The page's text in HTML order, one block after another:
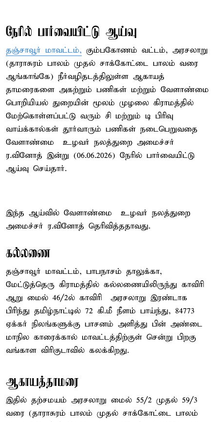
நேரில் பார்வையிட்டு ஆய்வு
தஞ்சாவூர் மாவட்டம், கும்பகோணம் வட்டம், அரசலாறு
(தாராசுரம் பாலம் முதல் சாக்கோட்டை பாலம் வரை
ஆங்காங்கே) நீர்வழிதடத்திலுள்ள ஆகாயத்
தாமரைகளை அகற்றும் பணிகள் மற்றும் வேளாண்மை
பொறியியல் துறையின் மூலம் முழலை கிராமத்தில்
மேற்கொள்ளப்பட்டு வரும் சி மற்றும் டி பிரிவு
வாய்க்கால்கள் தூர்வாரும் பணிகள் நடைபெறுவதை
வேளாண்மை – உழவர் நலத்துறை அமைச்சர்
ர.வினோத் இன்று (06.06.2026) நேரில் பார்வையிட்டு
ஆய்வு செய்தார்.
இந்த ஆய்வில் வேளாண்மை – உழவர் நலத்துறை
அமைச்சர் ர.வினோத் தெரிவித்ததாவது.
கல்லணை
தஞ்சாவூர் மாவட்டம், பாபநாசம் தாலுக்கா,
மேட்டுத்தெரு கிராமத்தில் கல்லணையிலிருந்து காவிரி
ஆறு மைல் 46/2ல் காவிரி – அரசலாறு இரண்டாக
பிரிந்து தமிழ்நாட்டில் 72 கி.மீ நீளம் பாய்ந்து, 84773
ஏக்கர் நிலங்களுக்கு பாசனம் அளித்து பின் அண்டை
மாநில காரைக்கால் மாவட்டத்திற்குள் சென்று பிறகு
வங்காள விரிகுடாவில் கலக்கிறது.
ஆகாயத்தாமரை
இதில் தற்சமயம் அரசலாறு மைல் 55/2 முதல் 59/3
வரை (தாராசுரம் பாலம் முதல் சாக்கோட்டை பாலம்